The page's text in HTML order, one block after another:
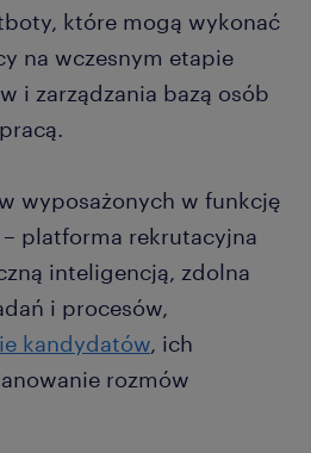
które mogą wykonać
na wczesnym etapie
i zarządzania bazą osób
wyposażonych w funkcję
– platforma rekrutacyjna
inteligencją, zdolna
i procesów,
kandydatów, ich
rozmów